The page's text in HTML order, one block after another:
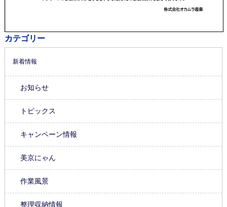
カテゴリー
新着情報
お知らせ
トピックス
キャンペーン情報
美京にゃん
作業風景
整理収納情報